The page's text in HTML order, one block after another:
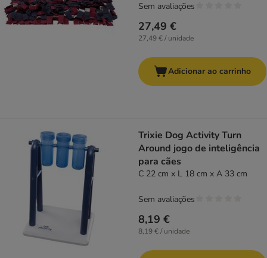
27,49 €
27,49 € / unidade
Sem avaliações
Adicionar ao carrinho
Trixie Dog Activity Turn
Around jogo de inteligência
para cães
C 22 cm x L 18 cm x A 33 cm
8,19 €
8,19 € / unidade
Sem avaliações